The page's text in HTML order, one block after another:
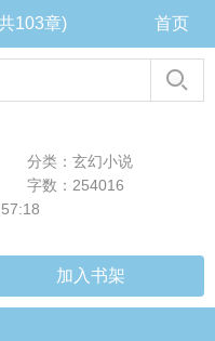
103章) 首页
分类：玄幻小说
字数：254016
加入书架